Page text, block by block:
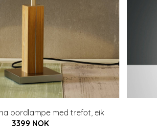
bordlampe med trefot, eik
3399 NOK